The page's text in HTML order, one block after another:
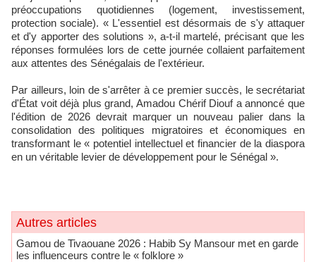
préoccupations quotidiennes (logement, investissement,
protection sociale). « L'essentiel est désormais de s'y attaquer
et d'y apporter des solutions », a-t-il martelé, précisant que les
réponses formulées lors de cette journée collaient parfaitement
aux attentes des Sénégalais de l'extérieur.
Par ailleurs, loin de s'arrêter à ce premier succès, le secrétariat
d'État voit déjà plus grand, Amadou Chérif Diouf a annoncé que
l'édition de 2026 devrait marquer un nouveau palier dans la
consolidation des politiques migratoires et économiques en
transformant le « potentiel intellectuel et financier de la diaspora
en un véritable levier de développement pour le Sénégal ».
Autres articles
Gamou de Tivaouane 2026 : Habib Sy Mansour met en garde
les influenceurs contre le « folklore »